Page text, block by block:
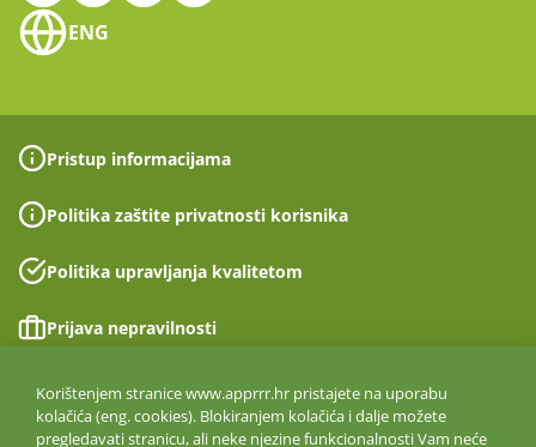
ENG
Pristup informacijama
Politika zaštite privatnosti korisnika
Politika upravljanja kvalitetom
Prijava nepravilnosti
Izjava o pristupačnosti
Politika informacijske sigurnosti
Korištenjem stranice www.apprrr.hr pristajete na uporabu
kolačića (eng. cookies). Blokiranjem kolačića i dalje možete
pregledavati stranicu, ali neke njezine funkcionalnosti Vam neće